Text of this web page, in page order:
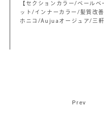
【セクションカラー/ペール
ット/インナーカラー/髪質改
ホニコ/Aujuaオージュア/三軒
Prev